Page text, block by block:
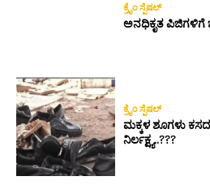
ಕ್ರೈಂ ಸ್ಪೆಷಲ್
ಅನಧಿಕೃತ
ಕ್ರೈಂ ಸ್ಪೆಷಲ್
ಮಕ್ಕಳ ಶೂಗಳು
ನಿರ್ಲಕ್ಷ್ಯ..???